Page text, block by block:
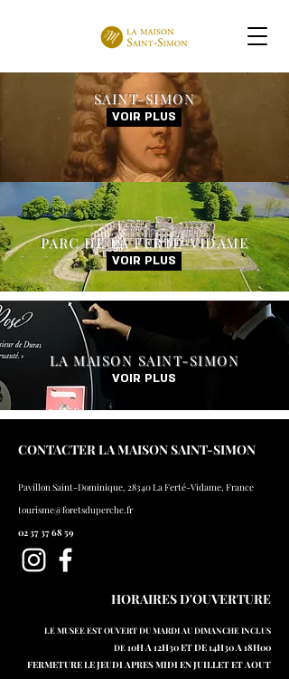
SAINT-SIMON
VOIR PLUS
PARC DE LA FERTÉ-VIDAME
VOIR PLUS
LA MAISON SAINT-SIMON
VOIR PLUS
CONTACTER LA MAISON SAINT-SIMON
Pavillon Saint-Dominique, 28340 La Ferté-Vidame, France
tourisme@foretsduperche.fr
02 37 37 68 59
HORAIRES D'OUVERTURE
LE MUSEE EST OUVERT DU MARDI AU DIMANCHE INCLUS
DE10H A 12H30 ET DE 14H30 A 18H00
FERMETURE LE JEUDI APRES MIDI EN JUILLET ET AOUT